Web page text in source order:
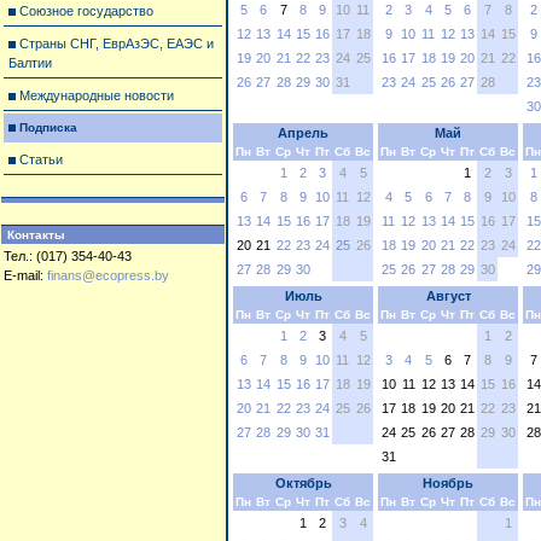
Союзное государство
Страны СНГ, ЕврАзЭС, ЕАЭС и
Балтии
Международные новости
Подписка
Статьи
Контакты
Тел.: (017) 354-40-43
E-mail: finans@ecopress.by
5
6 7 8 9 10 11
12 13 14 15 16 17 18
19 20 21 22 23 24 25
26 27 28 29 30 31
2
3 4 5 6 7
8
9
10 11 12 13 14 15
16 17 18 19 20 21 22
23 24 25 26 27 28
2
9
16
23
30
Апрель
Пн Вт Ср Чт Пт Сб Вс
1 2 3 4
5
6
7 8 9 10 11
12
13 14 15 16 17 18 19
20 21 22 23 24 25 26
27 28 29 30
Май
Пн Вт Ср Чт Пт Сб Вс
1 2
3
4
5 6 7 8 9
10
11
12 13 14 15 16 17
18 19 20 21 22 23 24
25 26 27 28 29 30
Пн
1
8
15
22
29
Июль
Пн Вт Ср Чт Пт Сб Вс
1 2 3 4
5
6
7 8 9 10 11
12
13 14 15 16 17 18 19
20 21 22 23 24 25 26
27 28 29 30 31
Август
Пн Вт Ср Чт Пт Сб Вс
1
2
3
4 5 6 7 8
9
10 11 12 13 14 15 16
17 18 19 20 21 22 23
24 25 26 27 28 29 30
31
Пн
7
14
21
28
Октябрь
Пн Вт Ср Чт Пт Сб Вс
1 2 3
4
Ноябрь
Пн Вт Ср Чт Пт Сб Вс
1
Пн